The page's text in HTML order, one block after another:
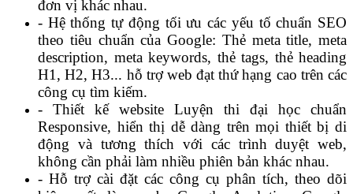
đơn vị khác nhau.
- Hệ thống tự động tối ưu các yếu tố chuẩn SEO
theo tiêu chuẩn của Google: Thẻ meta title, meta
description, meta keywords, thẻ tags, thẻ heading
H1, H2, H3... hỗ trợ web đạt thứ hạng cao trên các
công cụ tìm kiếm.
- Thiết kế website Luyện thi đại học chuẩn
Responsive, hiển thị dễ dàng trên mọi thiết bị di
động và tương thích với các trình duyệt web,
không cần phải làm nhiều phiên bản khác nhau.
- Hỗ trợ cài đặt các công cụ phân tích, theo dõi